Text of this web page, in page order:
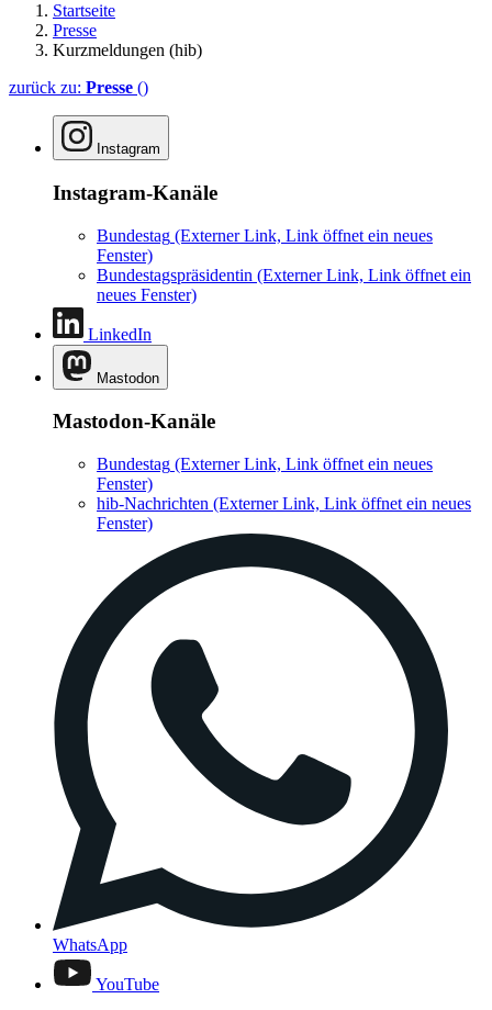
Startseite
Presse
Kurzmeldungen (hib)
zurück zu: Presse ()
Instagram
Instagram-Kanäle
Bundestag (Externer Link, Link öffnet ein neues
Fenster)
Bundestagspräsidentin (Externer Link, Link öffnet ein
neues Fenster)
LinkedIn
Mastodon
Mastodon-Kanäle
Bundestag (Externer Link, Link öffnet ein neues
Fenster)
hib-Nachrichten (Externer Link, Link öffnet ein neues
Fenster)
WhatsApp
YouTube